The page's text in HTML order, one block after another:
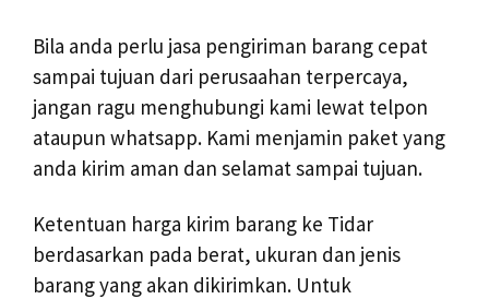
Bila anda perlu jasa pengiriman barang cepat
sampai tujuan dari perusaahan terpercaya,
jangan ragu menghubungi kami lewat telpon
ataupun whatsapp. Kami menjamin paket yang
anda kirim aman dan selamat sampai tujuan.
Ketentuan harga kirim barang ke Tidar
berdasarkan pada berat, ukuran dan jenis
barang yang akan dikirimkan. Untuk